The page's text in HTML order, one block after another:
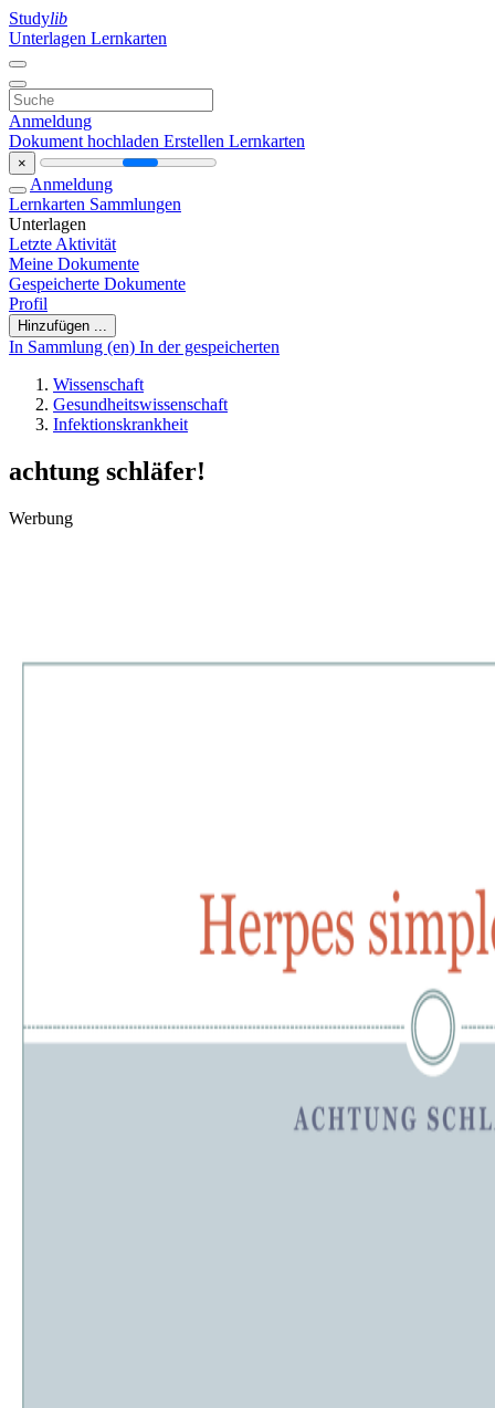
Studylib
Unterlagen Lernkarten
Anmeldung
Dokument hochladen Erstellen Lernkarten
×
Anmeldung
Lernkarten Sammlungen
Unterlagen
Letzte Aktivität
Meine Dokumente
Gespeicherte Dokumente
Profil
Hinzufügen ...
In Sammlung (en) In der gespeicherten
Wissenschaft
Gesundheitswissenschaft
Infektionskrankheit
achtung schläfer!
Werbung